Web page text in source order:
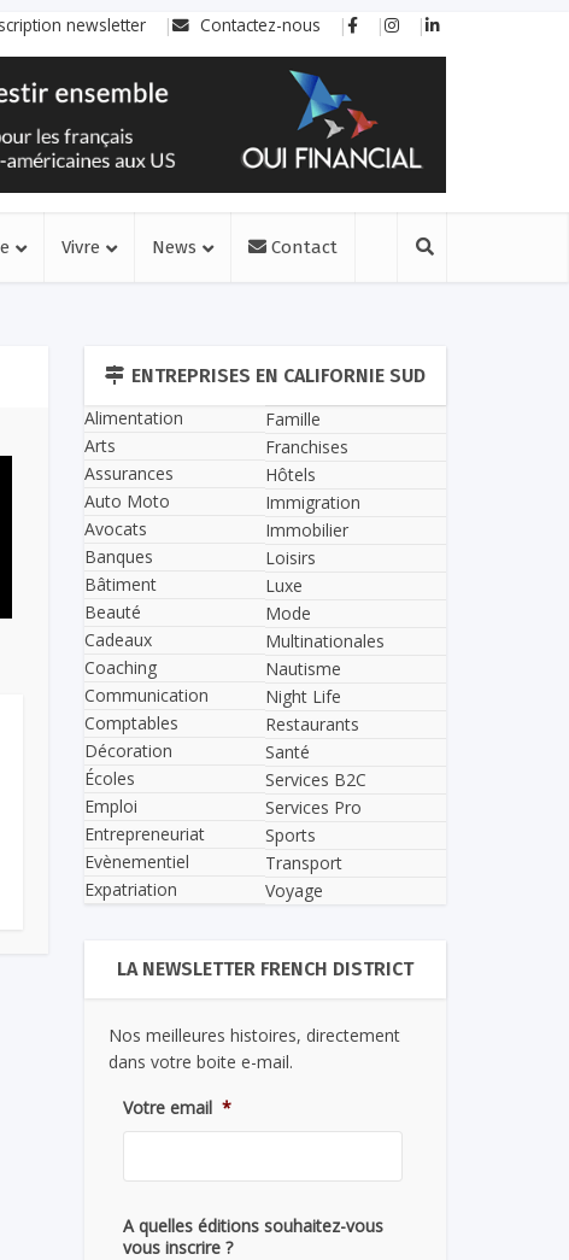
newsletter Contactez-nous
Vivre News Contact
ENTREPRISES EN CALIFORNIE SUD
Alimentation
Arts
Assurances
Auto Moto
Avocats
Banques
Bâtiment
Beauté
Cadeaux
Coaching
Communication
Comptables
Décoration
Écoles
Emploi
Entrepreneuriat
Evènementiel
Expatriation
Famille
Franchises
Hôtels
Immigration
Immobilier
Loisirs
Luxe
Mode
Multinationales
Nautisme
Night Life
Restaurants
Santé
Services B2C
Services Pro
Sports
Transport
Voyage
LA NEWSLETTER FRENCH DISTRICT
Nos meilleures histoires, directement
dans votre boite e-mail.
Votre email *
A quelles éditions souhaitez-vous
vous inscrire ?